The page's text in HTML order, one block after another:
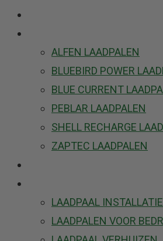
ALFEN LAADPALEN
BLUEBIRD POWER
BLUE CURRENT
PEBLAR LAADPALEN
SHELL RECHARGE
ZAPTEC LAADPALEN
LAADPAAL INSTALLATIE
LAADPALEN VOOR